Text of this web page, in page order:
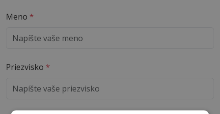
Meno *
Priezvisko *